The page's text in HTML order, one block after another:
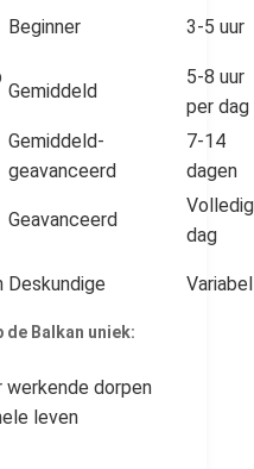
Beginner 3-5 uur
Gemiddeld
5-8 uur
per dag
Gemiddeld-
geavanceerd
7-14
dagen
Geavanceerd
dag
Deskundige Variabel
de Balkan uniek:
werkende dorpen
leven